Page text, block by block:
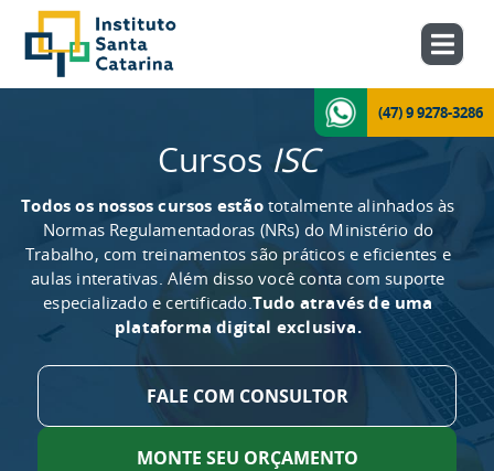
(47) 9 9278-3286
Cursos ISC
Todos os nossos cursos estãototalmente alinhados às
Normas Regulamentadoras (NRs) do Ministério do
Trabalho, com treinamentos são práticos e eficientes e
aulas interativas. Além disso você conta com suporte
especializado e certificado.Tudo através de uma
plataforma digital exclusiva.
FALE COM CONSULTOR
MONTE SEU ORÇAMENTO